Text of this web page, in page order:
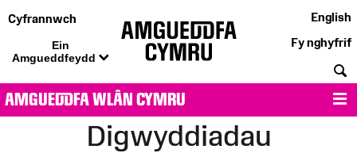
Cyfrannwch
Ein
Amgueddfeydd
English
Fy nghyfrif
AMGUEDDFA WLÂN CYMRU
Digwyddiadau